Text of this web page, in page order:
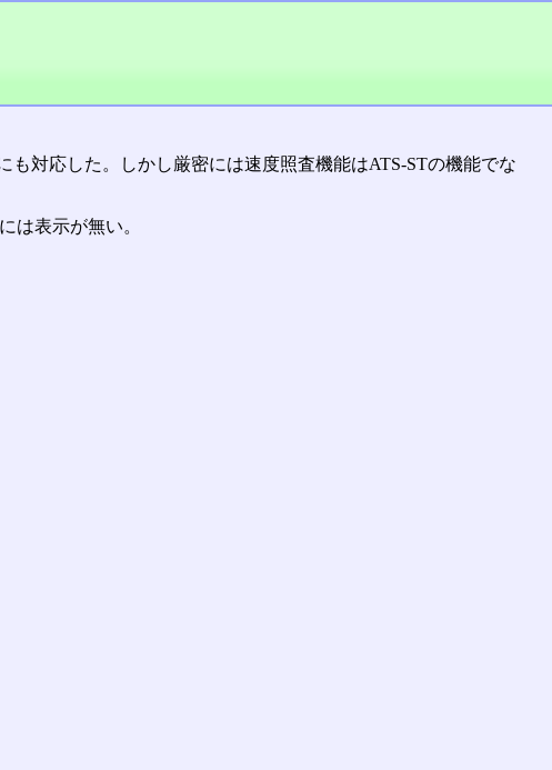
も対応した。しかし厳密には速度照査機能はATS-STの機能でな
は表示が無い。